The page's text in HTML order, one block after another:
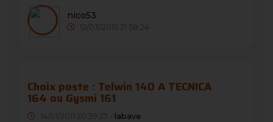
nico53
12/03/2015 21:58:24
Choix poste : Telwin 140 A TECNICA
164 ou Gysmi 161
14/01/2011 20:29:27 - labave